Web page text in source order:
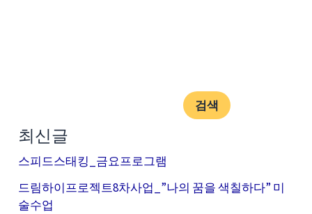
검색
최신글
스피드스태킹_금요프로그램
드림하이프로젝트8차사업_”나의 꿈을 색칠하다” 미
술수업